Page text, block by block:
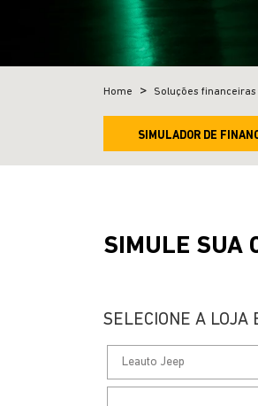
Home Soluções financeiras
SIMULADOR DE
SIMULE SUA
SELECIONE A LOJA